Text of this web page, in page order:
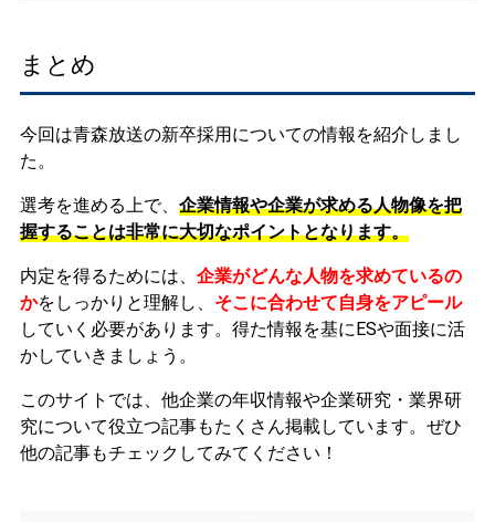
まとめ
今回は青森放送の新卒採用についての情報を紹介しまし
た。
選考を進める上で、 企業情報や企業が求める人物像を把
握することは非常に大切なポイントとなります。
内定を得るためには、 企業がどんな人物を求めているの
かをしっかりと理解し、 そこに合わせて自身をアピール
していく必要があります。 得た情報を基にESや面接に活
かしていきましょう。
このサイトでは、他企業の年収情報や企業研究・業界研
究について役立つ記事もたくさん掲載しています。ぜひ
他の記事もチェックしてみてください！